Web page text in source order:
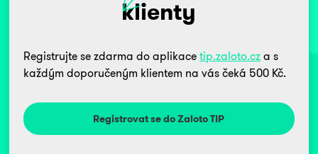
klienty
Registrujte se zdarma do aplikacetip.zaloto.cz a s
každým doporučeným klientem na vás čeká 500 Kč.
Registrovat se do Zaloto TIP